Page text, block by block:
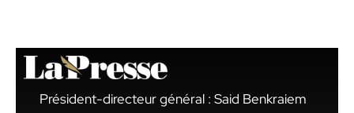
Président-directeur général : Said Benkraiem